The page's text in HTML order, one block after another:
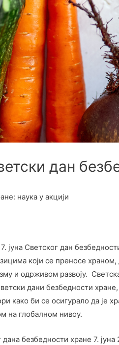
дан
наука у акцији
јуна Светског дан
који се преносе
и одрживом развоју.
дани безбедности
како би се осигурало да је
на глобалном нивоу.
дана безбедности хране 7.